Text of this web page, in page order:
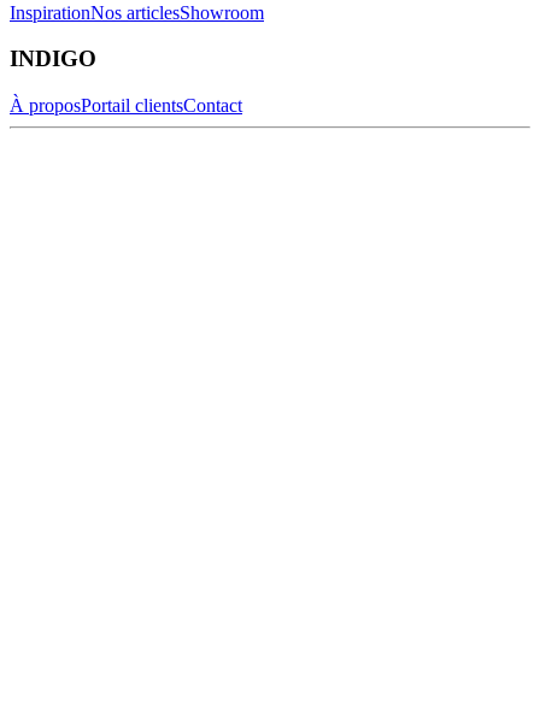
InspirationNos articlesShowroom
INDIGO
À proposPortail clientsContact